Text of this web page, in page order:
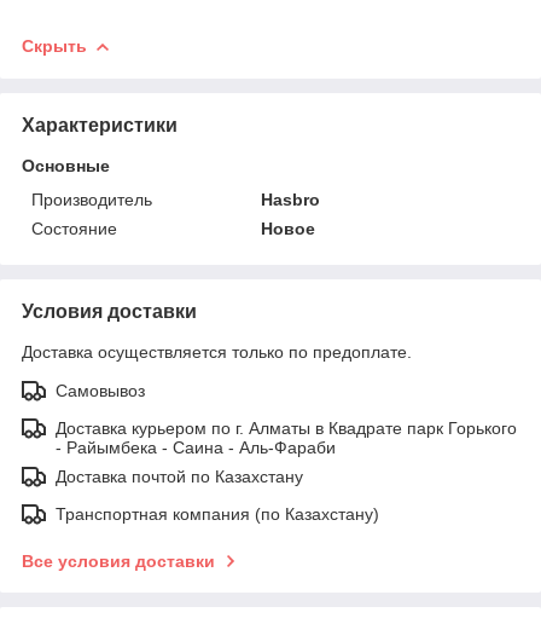
Скрыть
Характеристики
Основные
Производитель
Hasbro
Состояние
Новое
Условия доставки
Доставка осуществляется только по предоплате.
Самовывоз
Доставка курьером по г. Алматы в Квадрате парк Горького
- Райымбека - Саина - Аль-Фараби
Доставка почтой по Казахстану
Транспортная компания (по Казахстану)
Все условия доставки